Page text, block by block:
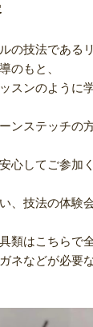
の技法である
のもと、
スンのように
ンステッチの
心してご参加
、技法の体験会
類はこちらで
ネなどが必要